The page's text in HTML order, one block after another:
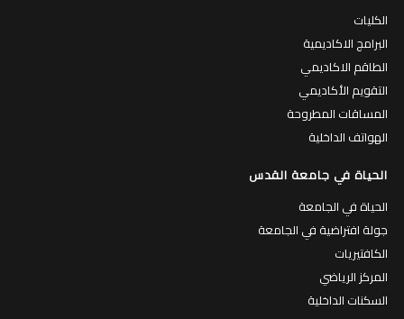
الكليات
البرامج الاكاديمية
الطاقم الاكاديمي
التقويم الأكاديمي
المساقات المطروحة
الهواتف الداخلية
الحياة في جامعة القدس
الحياة في الجامعة
جولة افتراضية في الجامعة
الكافتيريات
المركز الرياضي
السكنات الداخلية